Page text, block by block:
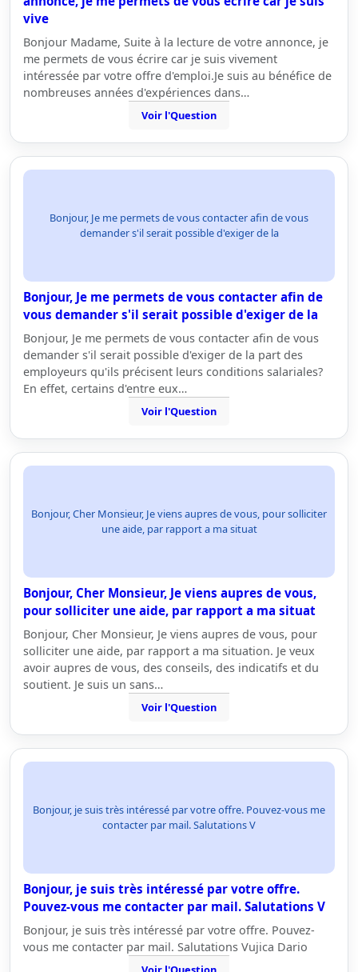
vive
Bonjour Madame, Suite à la lecture de votre annonce, je
me permets de vous écrire car je suis vivement
intéressée par votre offre d'emploi.Je suis au bénéfice de
nombreuses années d'expériences dans…
Voir l'Question
Bonjour, Je me permets de vous contacter afin de vous
demander s'il serait possible d'exiger de la
Bonjour, Je me permets de vous contacter afin de
vous demander s'il serait possible d'exiger de la
Bonjour, Je me permets de vous contacter afin de vous
demander s'il serait possible d'exiger de la part des
employeurs qu'ils précisent leurs conditions salariales?
En effet, certains d'entre eux…
Voir l'Question
Bonjour, Cher Monsieur, Je viens aupres de vous, pour solliciter
une aide, par rapport a ma situat
Bonjour, Cher Monsieur, Je viens aupres de vous,
pour solliciter une aide, par rapport a ma situat
Bonjour, Cher Monsieur, Je viens aupres de vous, pour
solliciter une aide, par rapport a ma situation. Je veux
avoir aupres de vous, des conseils, des indicatifs et du
soutient. Je suis un sans…
Voir l'Question
Bonjour, je suis très intéressé par votre offre. Pouvez-vous me
contacter par mail. Salutations V
Bonjour, je suis très intéressé par votre offre.
Pouvez-vous me contacter par mail. Salutations V
Bonjour, je suis très intéressé par votre offre. Pouvez-
vous me contacter par mail. Salutations Vujica Dario